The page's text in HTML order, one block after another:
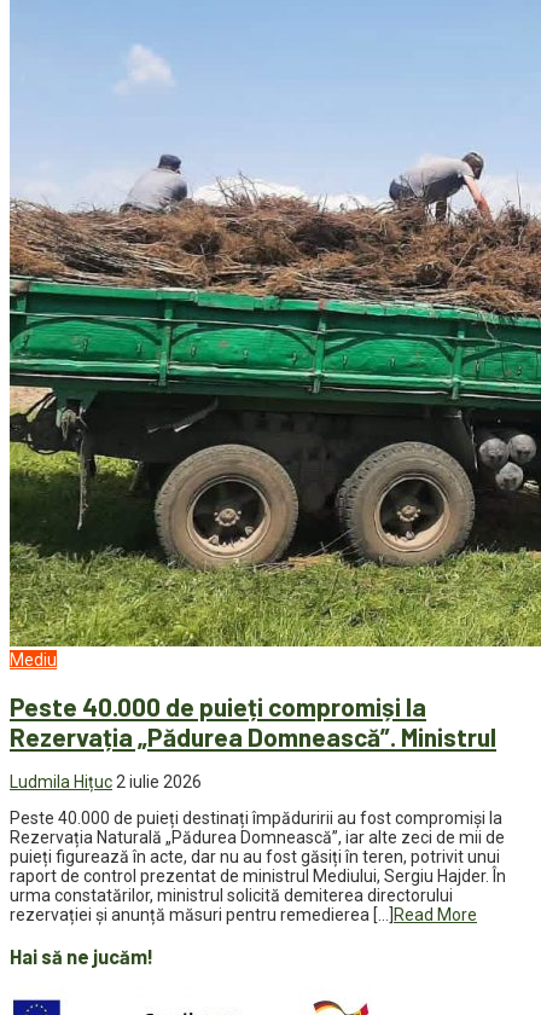
Mediu
Peste 40.000 de puieți compromiși la
Rezervația „Pădurea Domnească”. Ministrul
Ludmila Hițuc2 iulie 2026
Peste 40.000 de puieți destinați împăduririi au fost compromiși la
Rezervația Naturală „Pădurea Domnească”, iar alte zeci de mii de
puieți figurează în acte, dar nu au fost găsiți în teren, potrivit unui
raport de control prezentat de ministrul Mediului, Sergiu Hajder. În
urma constatărilor, ministrul solicită demiterea directorului
rezervației și anunță măsuri pentru remedierea […] Read More
Hai să ne jucăm!